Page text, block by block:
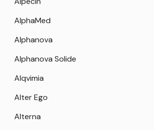
AlphaMed
Alphanova
Alphanova Solide
Alqvimia
Alter Ego
Alterna